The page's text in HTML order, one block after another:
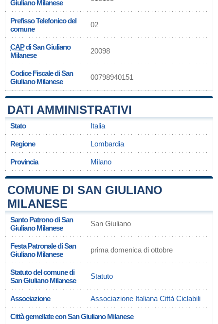
Giuliano Milanese
Prefisso Telefonico del
comune
02
CAPdi San Giuliano
Milanese
20098
Codice Fiscale di San
Giuliano Milanese
00798940151
DATI AMMINISTRATIVI
Stato Italia
Regione Lombardia
Provincia Milano
COMUNE DI SAN GIULIANO
MILANESE
Santo Patrono di San
Giuliano Milanese
San Giuliano
Festa Patronale di San
Giuliano Milanese
prima domenica di ottobre
Statuto del comune di
San Giuliano Milanese
Statuto
Associazione Associazione Italiana Città Ciclabili
Città gemellate con San Giuliano Milanese